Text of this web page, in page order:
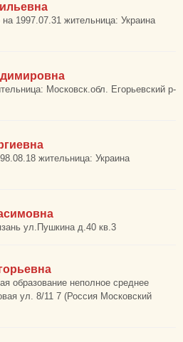
1997.07.31 жительница: Украина
Московск.обл. Егорьевский р-
жительница: Украина
ул.Пушкина д.40 кв.3
образование неполное среднее
ул. 8/11 7 (Россия Московский